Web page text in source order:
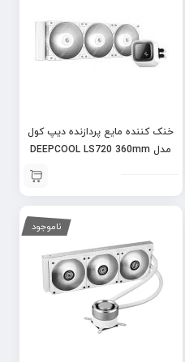
خنک کننده مایع پردازنده دیپ کول
مدل DEEPCOOL LS720 360mm
ناموجود